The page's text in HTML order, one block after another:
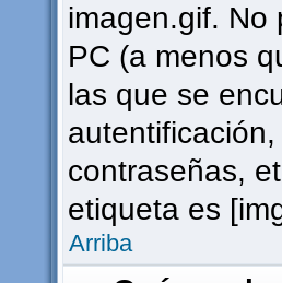
imagen.gif. No
PC (a menos
las que se
contraseñas,
etiqueta es
Arriba